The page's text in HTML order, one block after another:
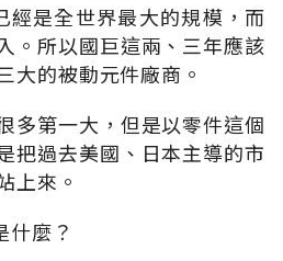
經是全世界最大的規模，而
。所以國巨這兩、三年應該
大的被動元件廠商。
多第一大，但是以零件這個
把過去美國、日本主導的市
上來。
什麼？